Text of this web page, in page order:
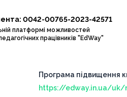
0042-00765-2023-42571
платформі можливостей
працівників "EdWay"
Програма підвищення
https://edway.in.ua/